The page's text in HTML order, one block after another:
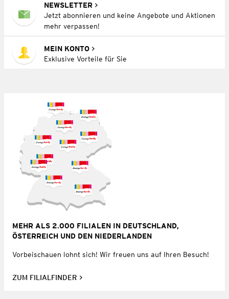
NEWSLETTER
Jetzt abonnieren und keine Angebote und Aktionen
mehr verpassen!
MEIN KONTO
Exklusive Vorteile für Sie
MEHR ALS 2.000 FILIALEN IN DEUTSCHLAND,
ÖSTERREICH UND DEN NIEDERLANDEN
Vorbeischauen lohnt sich! Wir freuen uns auf Ihren Besuch!
ZUM FILIALFINDER